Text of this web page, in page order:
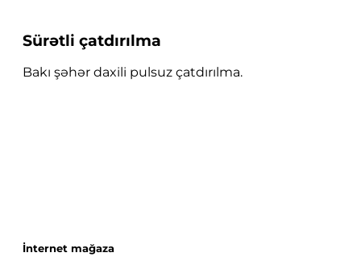
Sürətli çatdırılma
Bakı şəhər daxili pulsuz çatdırılma.
İnternet mağaza